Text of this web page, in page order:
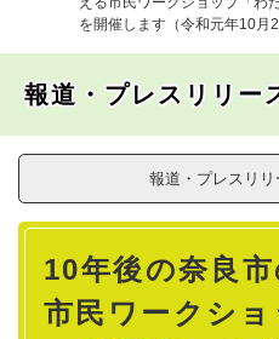
を開催します（令和元年10月
報道・プレスリリー
報道・プレスリ
本
10年後の奈良
市民ワークシ